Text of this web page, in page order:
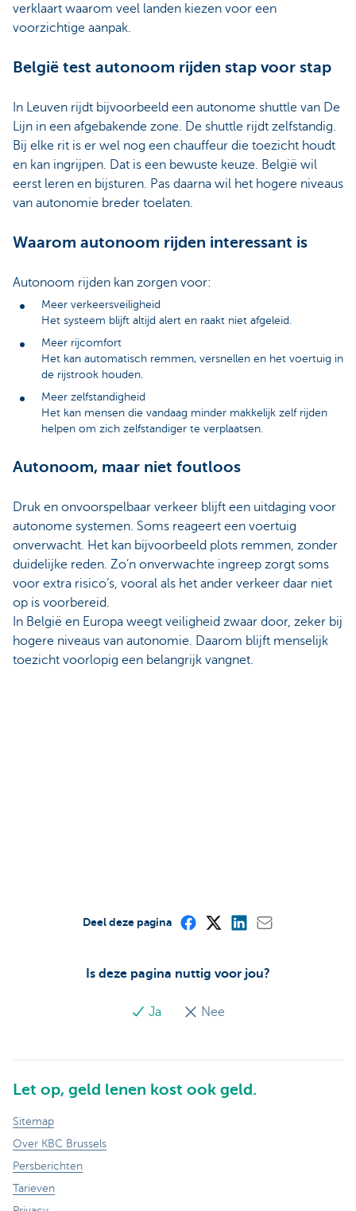
verklaart waarom veel landen kiezen voor een
voorzichtige aanpak.
België test autonoom rijden stap voor stap
In Leuven rijdt bijvoorbeeld een autonome shuttle van De
Lijn in een afgebakende zone. De shuttle rijdt zelfstandig.
Bij elke rit is er wel nog een chauffeur die toezicht houdt
en kan ingrijpen. Dat is een bewuste keuze. België wil
eerst leren en bijsturen. Pas daarna wil het hogere niveaus
van autonomie breder toelaten.
Waarom autonoom rijden interessant is
Autonoom rijden kan zorgen voor:
Meer verkeersveiligheid
Het systeem blijft altijd alert en raakt niet afgeleid.
Meer rijcomfort
Het kan automatisch remmen, versnellen en het voertuig in
de rijstrook houden.
Meer zelfstandigheid
Het kan mensen die vandaag minder makkelijk zelf rijden
helpen om zich zelfstandiger te verplaatsen.
Autonoom, maar niet foutloos
Druk en onvoorspelbaar verkeer blijft een uitdaging voor
autonome systemen. Soms reageert een voertuig
onverwacht. Het kan bijvoorbeeld plots remmen, zonder
duidelijke reden. Zo’n onverwachte ingreep zorgt soms
voor extra risico’s, vooral als het ander verkeer daar niet
op is voorbereid.
In België en Europa weegt veiligheid zwaar door, zeker bij
hogere niveaus van autonomie. Daarom blijft menselijk
toezicht voorlopig een belangrijk vangnet.
Is deze pagina nuttig voor jou?
Ja Nee
Deel deze pagina
Let op, geld lenen kost ook geld.
Sitemap
Over KBC Brussels
Persberichten
Tarieven